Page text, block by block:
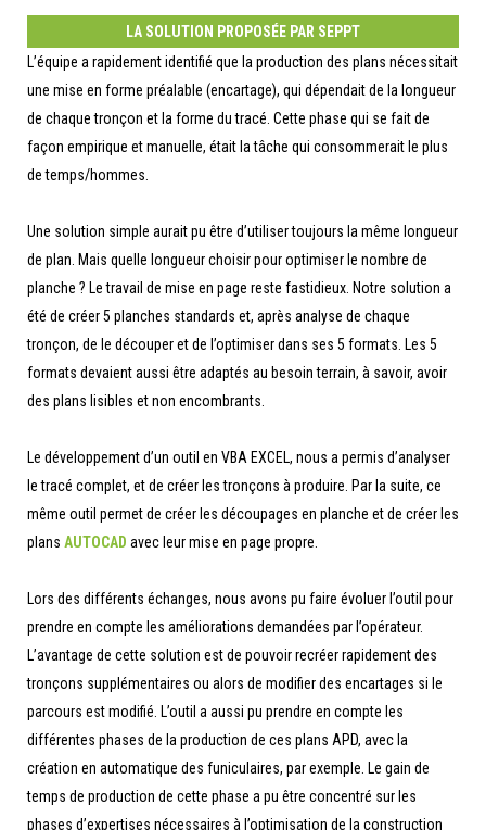
LA SOLUTION PROPOSÉE PAR SEPPT
L’équipe a rapidement identifié que la production des plans nécessitait
une mise en forme préalable (encartage), qui dépendait de la longueur
de chaque tronçon et la forme du tracé. Cette phase qui se fait de
façon empirique et manuelle, était la tâche qui consommerait le plus
de temps/hommes.
Une solution simple aurait pu être d’utiliser toujours la même longueur
de plan. Mais quelle longueur choisir pour optimiser le nombre de
planche ? Le travail de mise en page reste fastidieux. Notre solution a
été de créer 5 planches standards et, après analyse de chaque
tronçon, de le découper et de l’optimiser dans ses 5 formats. Les 5
formats devaient aussi être adaptés au besoin terrain, à savoir, avoir
des plans lisibles et non encombrants.
Le développement d’un outil en VBA EXCEL, nous a permis d’analyser
le tracé complet, et de créer les tronçons à produire. Par la suite, ce
même outil permet de créer les découpages en planche et de créer les
plans AUTOCAD avec leur mise en page propre.
Lors des différents échanges, nous avons pu faire évoluer l’outil pour
prendre en compte les améliorations demandées par l’opérateur.
L’avantage de cette solution est de pouvoir recréer rapidement des
tronçons supplémentaires ou alors de modifier des encartages si le
parcours est modifié. L’outil a aussi pu prendre en compte les
différentes phases de la production de ces plans APD, avec la
création en automatique des funiculaires, par exemple. Le gain de
temps de production de cette phase a pu être concentré sur les
phases d’expertises nécessaires à l’optimisation de la construction